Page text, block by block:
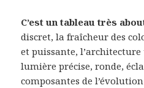
C’est un tableau très
discret, la fraîcheur des
et puissante,
lumière précise, ronde,
composantes de